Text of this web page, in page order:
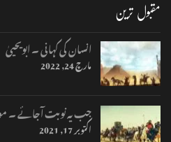
مقبول ترین
انسان کی کہانی ۔ ابویحییٰ
مارچ 24, 2022
جب یہ نوبت آجائے ۔
اکتوبر 17, 2021